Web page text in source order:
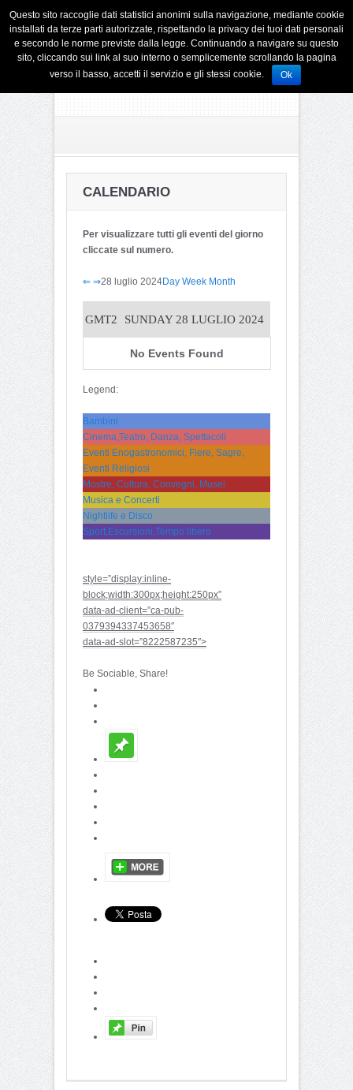
CALENDARIO
Per visualizzare tutti gli eventi del giorno
cliccate sul numero.
⇐ ⇒28 luglio 2024Day Week Month
GMT2 SUNDAY 28 LUGLIO 2024
No Events Found
Legend:
Bambini
Cinema,Teatro, Danza, Spettacoli
Eventi Enogastronomici, Fiere, Sagre,
Eventi Religiosi
Mostre, Cultura, Convegni, Musei
Musica e Concerti
Nightlife e Disco
Sport,Escursioni,Tempo libero
style=”display:inline-
block;width:300px;height:250px”
data-ad-client=”ca-pub-
0379394337453658″
data-ad-slot=”8222587235″>
Be Sociable, Share!
Questo sito raccoglie dati statistici anonimi sulla navigazione, mediante cookie
installati da terze parti autorizzate, rispettando la privacy dei tuoi dati personali
e secondo le norme previste dalla legge. Continuando a navigare su questo
sito, cliccando sui link al suo interno o semplicemente scrollando la pagina
verso il basso, accetti il servizio e gli stessi cookie.
Ok